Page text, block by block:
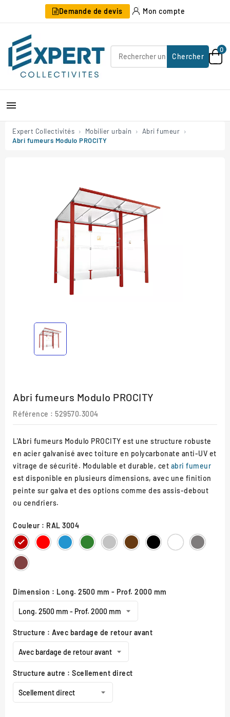
Demande de devis Mon compte
Chercher
0

Expert Collectivités Mobilier urbain
Abri fumeur
Abri fumeurs Modulo PROCITY
Abri fumeurs Modulo PROCITY
Référence : 529570.3004
L'Abri fumeurs Modulo PROCITY est une structure robuste
en acier galvanisé avec toiture en polycarbonate anti-UV et
vitrage de sécurité. Modulable et durable, cet abri fumeur
est disponible en plusieurs dimensions, avec une finition
peinte sur galva et des options comme des assis-debout
ou cendriers.
Couleur : RAL 3004
RAL
3004
RAL
3020
RAL
5010
RAL
6005
RAL
7044
RAL
8017
RAL
9005
RAL
9010
Gris
Procity
Aspect
Corten
Dimension : Long. 2500 mm - Prof. 2000 mm
Structure : Avec bardage de retour avant
Structure autre : Scellement direct